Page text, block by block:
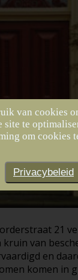
21
van
en
komen in
van cookies
site te
om cookies
Privacybeleid